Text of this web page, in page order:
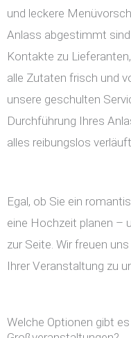
und leckere
Anlass abgestimmt
Kontakte zu
alle Zutaten frisch und
unsere geschulten
Durchführung Ihres
alles reibungslos
Egal, ob Sie ein
eine Hochzeit planen –
zur Seite. Wir freuen
Ihrer Veranstaltung zu
Welche Optionen gibt